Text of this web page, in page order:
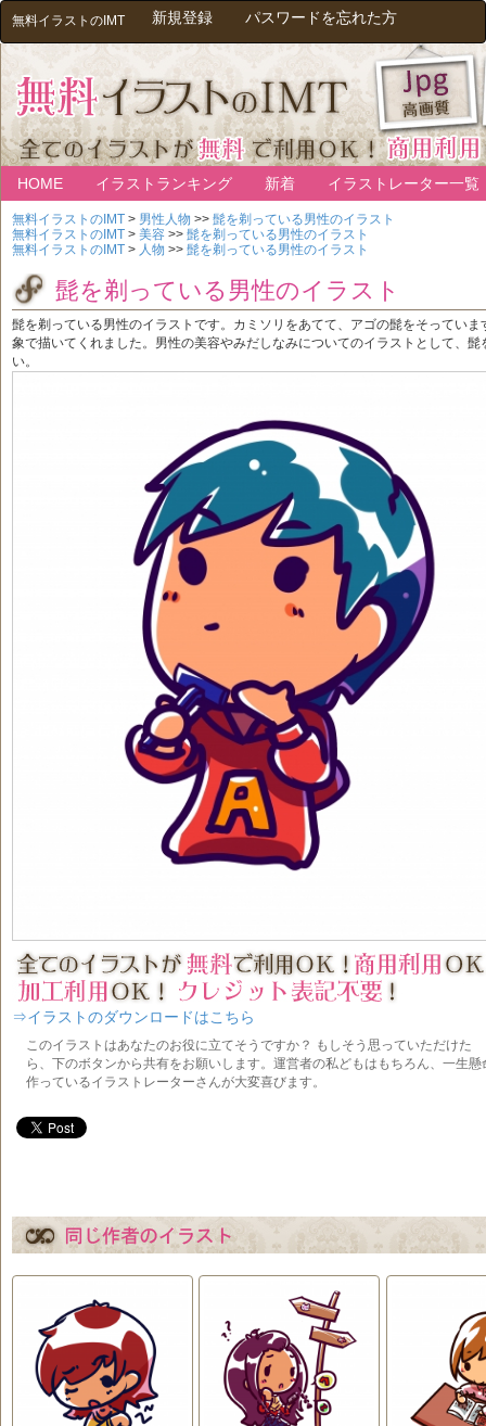
無料イラストのIMT 新規登録 パスワードを忘れた方
HOME イラストランキング 新着 イラストレーター一覧
無料イラストのIMT > 男性人物 >> 髭を剃っている男性のイラスト
無料イラストのIMT > 美容 >> 髭を剃っている男性のイラスト
無料イラストのIMT > 人物 >> 髭を剃っている男性のイラスト
髭を剃っている男性のイラスト
髭を剃っている男性のイラストです。カミソリをあてて、アゴの髭をそってい
象で描いてくれました。男性の美容やみだしなみについてのイラストとして、
い。
⇒イラストのダウンロードはこちら